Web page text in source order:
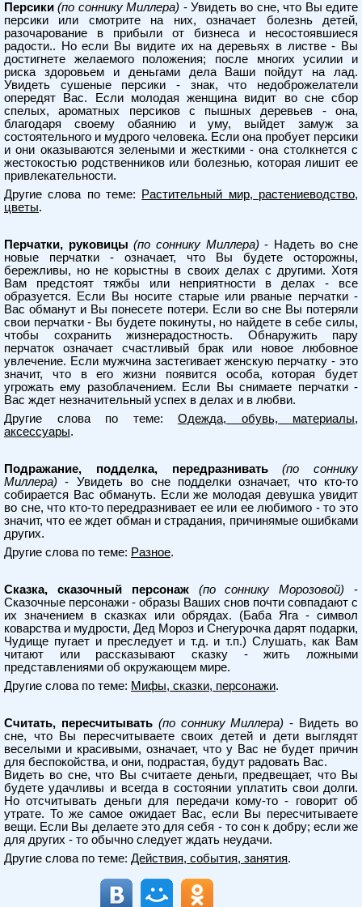
Персики (по соннику Миллера) - Увидеть во сне, что Вы едите
персики или смотрите на них, означает болезнь детей,
разочарование в прибыли от бизнеса и несостоявшиеся
радости.. Но если Вы видите их на деревьях в листве - Вы
достигнете желаемого положения; после многих усилии и
риска здоровьем и деньгами дела Ваши пойдут на лад.
Увидеть сушеные персики - знак, что недоброжелатели
опередят Вас. Если молодая женщина видит во сне сбор
спелых, ароматных персиков с пышных деревьев - она,
благодаря своему обаянию и уму, выйдет замуж за
состоятельного и мудрого человека. Если она пробует персики
и они оказываются зелеными и жесткими - она столкнется с
жестокостью родственников или болезнью, которая лишит ее
привлекательности.
Другие слова по теме:
Растительный мир, растениеводство,
цветы.
Перчатки, руковицы (по соннику Миллера) - Надеть во сне
новые перчатки - означает, что Вы будете осторожны,
бережливы, но не корыстны в своих делах с другими. Хотя
Вам предстоят тяжбы или неприятности в делах - все
образуется. Если Вы носите старые или рваные перчатки -
Вас обманут и Вы понесете потери. Если во сне Вы потеряли
свои перчатки - Вы будете покинуты, но найдете в себе силы,
чтобы сохранить жизнерадостность. Обнаружить пару
перчаток означает счастливый брак или новое любовное
увлечение. Если мужчина застегивает женскую перчатку - это
значит, что в его жизни появится особа, которая будет
угрожать ему разоблачением. Если Вы снимаете перчатки -
Вас ждет незначительный успех в делах и в любви.
Другие слова по теме: Одежда, обувь, материалы,
аксессуары.
Подражание, подделка, передразнивать
(по соннику
Миллера) - Увидеть во сне подделки означает, что кто-то
собирается Вас обмануть. Если же молодая девушка увидит
во сне, что кто-то передразнивает ее или ее любимого - то это
значит, что ее ждет обман и страдания, причинямые ошибками
других.
Другие слова по теме: Разное.
Сказка, сказочный персонаж (по соннику Морозовой) -
Сказочные персонажи - образы Ваших снов почти совпадают с
их значением в сказках или обрядах. (Баба Яга - символ
коварства и мудрости, Дед Мороз и Снегурочка дарят подарки,
Чудище пугает и преследует и т.д. и т.п.) Слушать, как Вам
читают или рассказывают сказку - жить ложными
представлениями об окружающем мире.
Другие слова по теме: Мифы, сказки, персонажи.
Считать, пересчитывать (по соннику Миллера) - Видеть во
сне, что Вы пересчитываете своих детей и дети выглядят
веселыми и красивыми, означает, что у Вас не будет причин
для беспокойства, и они, подрастая, будут радовать Вас.
Видеть во сне, что Вы считаете деньги, предвещает, что Вы
будете удачливы и всегда в состоянии уплатить свои долги.
Но отсчитывать деньги для передачи кому-то - говорит об
утрате. То же самое ожидает Вас, если Вы пересчитываете
вещи. Если Вы делаете это для себя - то сон к добру; если же
для других - то обычно следует ждать неудачи.
Другие слова по теме: Действия, события, занятия.